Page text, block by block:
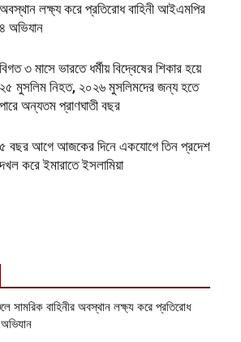
অবস্থান লক্ষ্য করে প্রতিরোধ বাহিনী আইএমপির
৪ অভিযান
বিগত ৩ মাসে ভারতে ধর্মীয় বিদ্বেষের শিকার হয়ে
২৫ মুসলিম নিহত, ২০২৬ মুসলিমদের জন্য হতে
পারে অন্যতম প্রাণঘাতী বছর
৫ বছর আগে আজকের দিনে একযোগে তিন প্রদেশ
দখল করে ইমারাতে ইসলামিয়া
সামরিক বাহিনীর অবস্থান লক্ষ্য করে প্রতিরোধ